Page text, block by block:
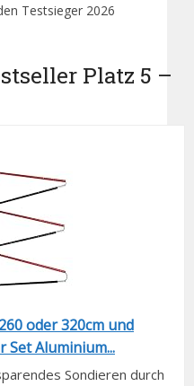
Testsieger 2026
Platz 5 –
oder 320cm und
Set Aluminium...
Sondieren durch